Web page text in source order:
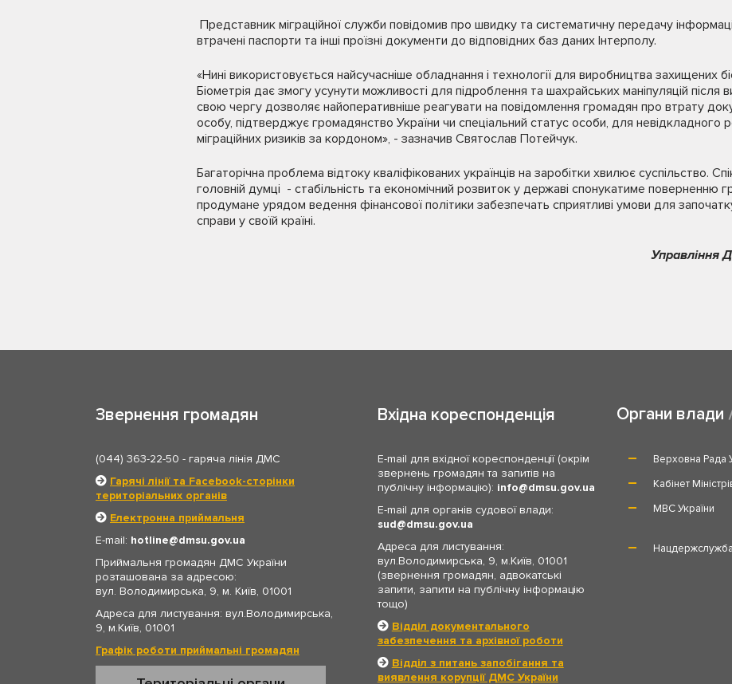
Представник міграційної служби повідомив про швидку та систематичну передачу
втрачені паспорти та інші проїзні документи до відповідних баз даних Інтерполу.
«Нині використовується найсучасніше обладнання і технології для виробництва захищених
Біометрія дає змогу усунути можливості для підроблення та шахрайських маніпуляцій після
свою чергу дозволяє найоперативніше реагувати на повідомлення громадян про втрату
особу, підтверджує громадянство України чи спеціальний статус особи, для невідкладного
міграційних ризиків за кордоном», - зазначив Святослав Потейчук.
Багаторічна проблема відтоку кваліфікованих українців на заробітки хвилює суспільство.
головній думці - стабільність та економічний розвиток у державі спонукатиме поверненню
продумане урядом ведення фінансової політики забезпечать сприятливі умови для
справи у своїй країні.
Управління
Звернення громадян
(044) 363-22-50 - гаряча лінія ДМС
Гарячі лінії та Facebook-сторінки
територіальних органів
Електронна приймальня
E-mail: hotline
dmsu.gov.ua
Приймальня громадян ДМС України
розташована за адресою:
вул. Володимирська, 9, м. Київ, 01001
Адреса для листування: вул.Володимирська,
9, м.Київ, 01001
Графік роботи приймальні громадян
Вхідна кореспонденція
E-mail для вхідної кореспонденції (окрім
звернень громадян та запитів на
публічну інформацію): info
dmsu.gov.ua
E-mail для органів судової влади:
sud
dmsu.gov.ua
Адреса для листування:
вул.Володимирська, 9, м.Київ, 01001
(звернення громадян, адвокатські
запити, запити на публічну інформацію
тощо)
Відділ документального
забезпечення та архівної роботи
Відділ з питань запобігання та
виявлення корупції ДМС України
Органи влади
Верховна Рада
Кабінет
МВС України
Нацдержслужба